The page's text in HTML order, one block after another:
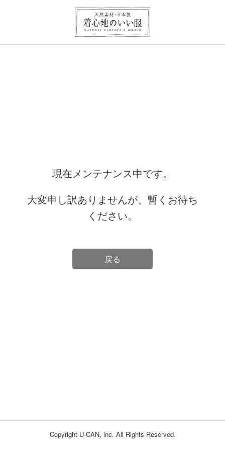
現在メンテナンス中です。
大変申し訳ありませんが、暫くお待ち
ください。
戻る
Copyright U-CAN, lnc. All Rights Reserved.